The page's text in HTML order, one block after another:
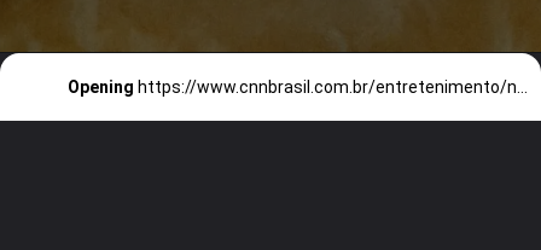
Opening